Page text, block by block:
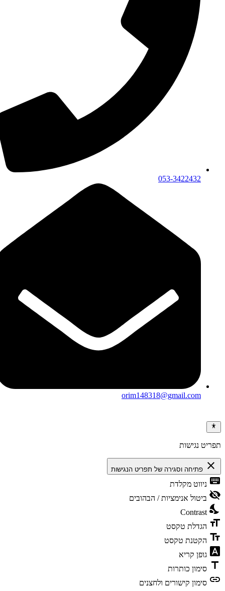
053-3422432
orim148318@gmail.com
תפריט נגישות
close פתיחה וסגירה של תפריט הנגישות
keyboard ניווט מקלדת
visibility_off ביטול אנימציות / הבהובים
nights_stay
Contrast
format_size הגדלת טקסט
text_fields הקטנת טקסט
font_download גופן קריא
title סימון כותרות
link סימון קישורים ולחצנים